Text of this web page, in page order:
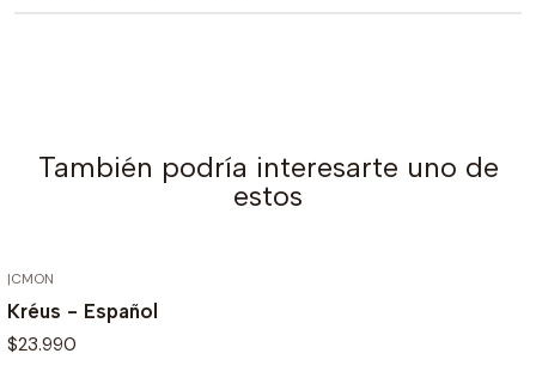
También podría interesarte uno de
estos
|CMON
Kréus - Español
$23.990